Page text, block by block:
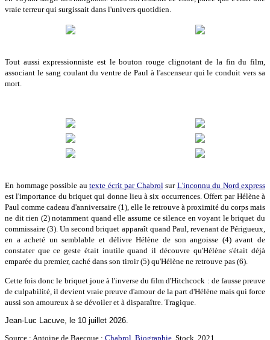
vraie terreur qui surgissait dans l'univers quotidien.
Tout aussi expressionniste est le bouton rouge clignotant de la fin du film,
associant le sang coulant du ventre de Paul à l'ascenseur qui le conduit vers sa
mort.
En hommage possible au texte écrit par Chabrolsur L'inconnu du Nord express
est l'importance du briquet qui donne lieu à six occurrences. Offert par Hélène à
Paul comme cadeau d'anniversaire (1), elle le retrouve à proximité du corps mais
ne dit rien (2) notamment quand elle assume ce silence en voyant le briquet du
commissaire (3). Un second briquet apparaît quand Paul, revenant de Périgueux,
en a acheté un semblable et délivre Hélène de son angoisse (4) avant de
constater que ce geste était inutile quand il découvre qu'Hélène s'était déjà
emparée du premier, caché dans son tiroir (5) qu'Hélène ne retrouve pas (6).
Cette fois donc le briquet joue à l'inverse du film d'Hitchcock : de fausse preuve
de culpabilité, il devient vraie preuve d'amour de la part d'Hélène mais qui force
aussi son amoureux à se dévoiler et à disparaître. Tragique.
Jean-Luc Lacuve, le 10 juillet 2026.
Source : Antoine de Baecque : Chabrol, Biographie . Stock, 2021.